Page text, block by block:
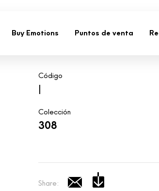
Buy Emotions Puntos de venta
Código
|
Colección
308
Share: